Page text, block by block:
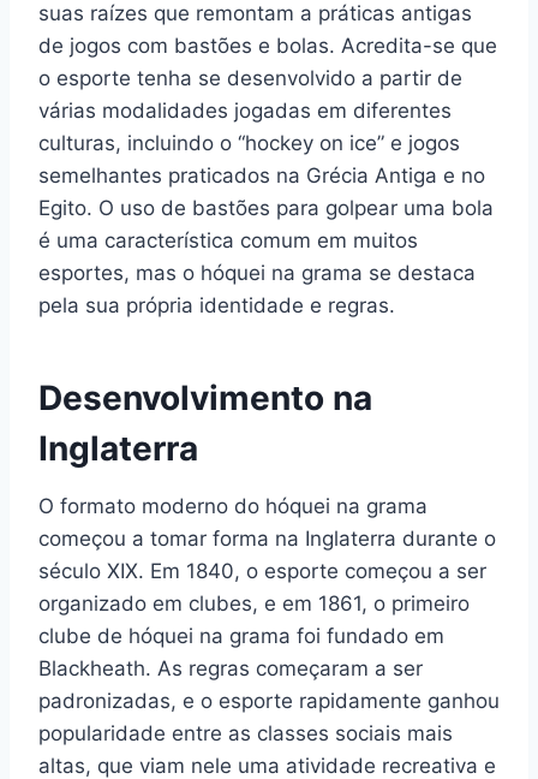
suas raízes que remontam a práticas antigas
de jogos com bastões e bolas. Acredita-se que
o esporte tenha se desenvolvido a partir de
várias modalidades jogadas em diferentes
culturas, incluindo o “hockey on ice” e jogos
semelhantes praticados na Grécia Antiga e no
Egito. O uso de bastões para golpear uma bola
é uma característica comum em muitos
esportes, mas o hóquei na grama se destaca
pela sua própria identidade e regras.
Desenvolvimento na
Inglaterra
O formato moderno do hóquei na grama
começou a tomar forma na Inglaterra durante o
século XIX. Em 1840, o esporte começou a ser
organizado em clubes, e em 1861, o primeiro
clube de hóquei na grama foi fundado em
Blackheath. As regras começaram a ser
padronizadas, e o esporte rapidamente ganhou
popularidade entre as classes sociais mais
altas, que viam nele uma atividade recreativa e